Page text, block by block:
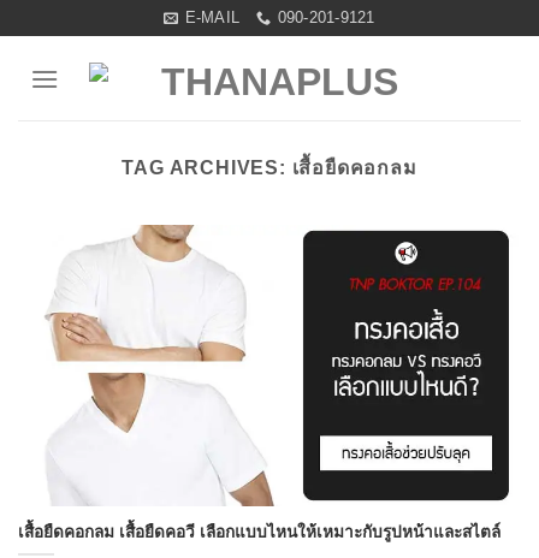
content
E-MAIL 090-201-9121
TAG ARCHIVES: เสื้อยืดคอกลม
เสื้อยืดคอกลม เสื้อยืดคอวี เลือกแบบไหนให้เหมาะกับรูปหน้าและสไตล์